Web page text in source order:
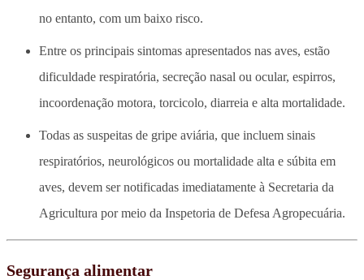
no entanto, com um baixo risco.
Entre os principais sintomas apresentados nas aves, estão
dificuldade respiratória, secreção nasal ou ocular, espirros,
incoordenação motora, torcicolo, diarreia e alta mortalidade.
Todas as suspeitas de gripe aviária, que incluem sinais
respiratórios, neurológicos ou mortalidade alta e súbita em
aves, devem ser notificadas imediatamente à Secretaria da
Agricultura por meio da Inspetoria de Defesa Agropecuária.
Segurança alimentar